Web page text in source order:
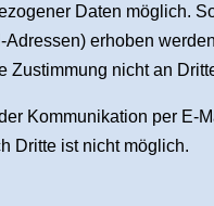
Daten möglich.
erhoben
nicht an
Kommunikation per E-
Dritte ist nicht möglich.